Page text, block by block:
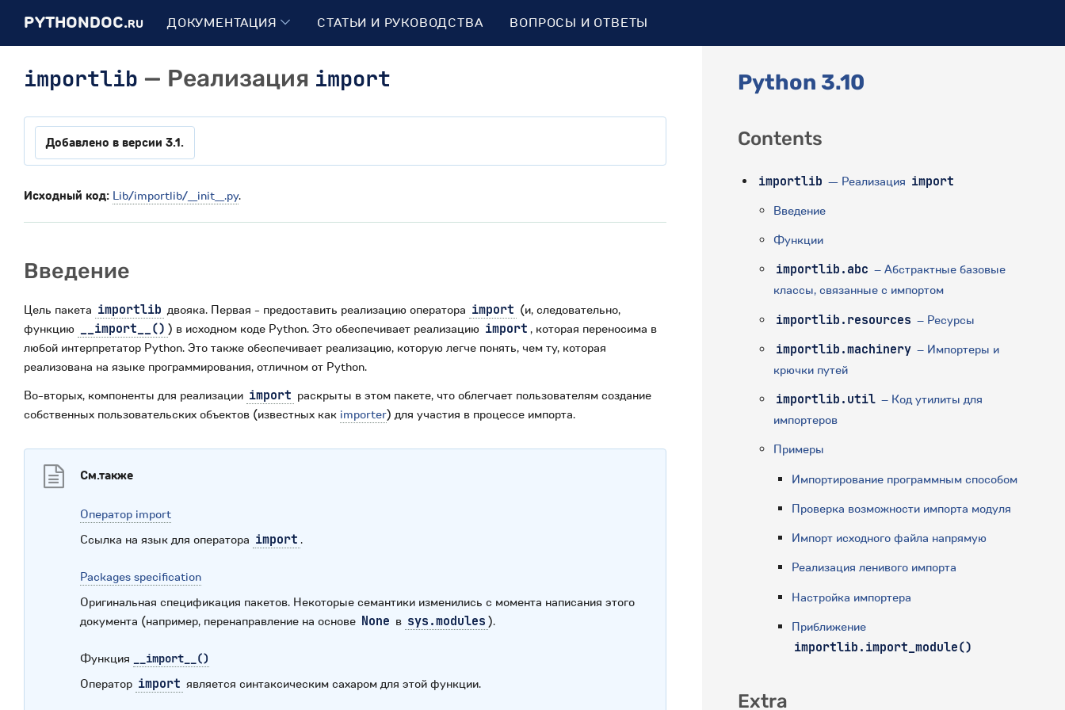
PYTHONDOC.RU ДОКУМЕНТАЦИЯ СТАТЬИ И РУКОВОДСТВА ВОПРОСЫ И ОТВЕТЫ
importlib — Реализация import
Добавлено в версии 3.1.
Исходный код: Lib/importlib/__init__.py.
Введение
Цель пакета importlib двояка. Первая - предоставить реализацию оператора import (и, следовательно,
функцию __import__() ) в исходном коде Python. Это обеспечивает реализацию import , которая переносима в
любой интерпретатор Python. Это также обеспечивает реализацию, которую легче понять, чем ту, которая
реализована на языке программирования, отличном от Python.
Во-вторых, компоненты для реализации import раскрыты в этом пакете, что облегчает пользователям создание
собственных пользовательских объектов (известных как importer) для участия в процессе импорта.
См.также
Оператор import
Ссылка на язык для оператора import .
Packages specification
Оригинальная спецификация пакетов. Некоторые семантики изменились с момента написания этого
документа (например, перенаправление на основе None в sys.modules ).
Функция __import__()
Оператор import является синтаксическим сахаром для этой функции.
Python 3.10
Contents
importlib — Реализация import
Введение
Функции
importlib.abc – Абстрактные базовые
классы, связанные с импортом
importlib.resources – Ресурсы
importlib.machinery – Импортеры и
крючки путей
importlib.util – Код утилиты для
импортеров
Примеры
Импортирование программным способом
Проверка возможности импорта модуля
Импорт исходного файла напрямую
Реализация ленивого импорта
Настройка импортера
Приближение
importlib.import_module()
Extra